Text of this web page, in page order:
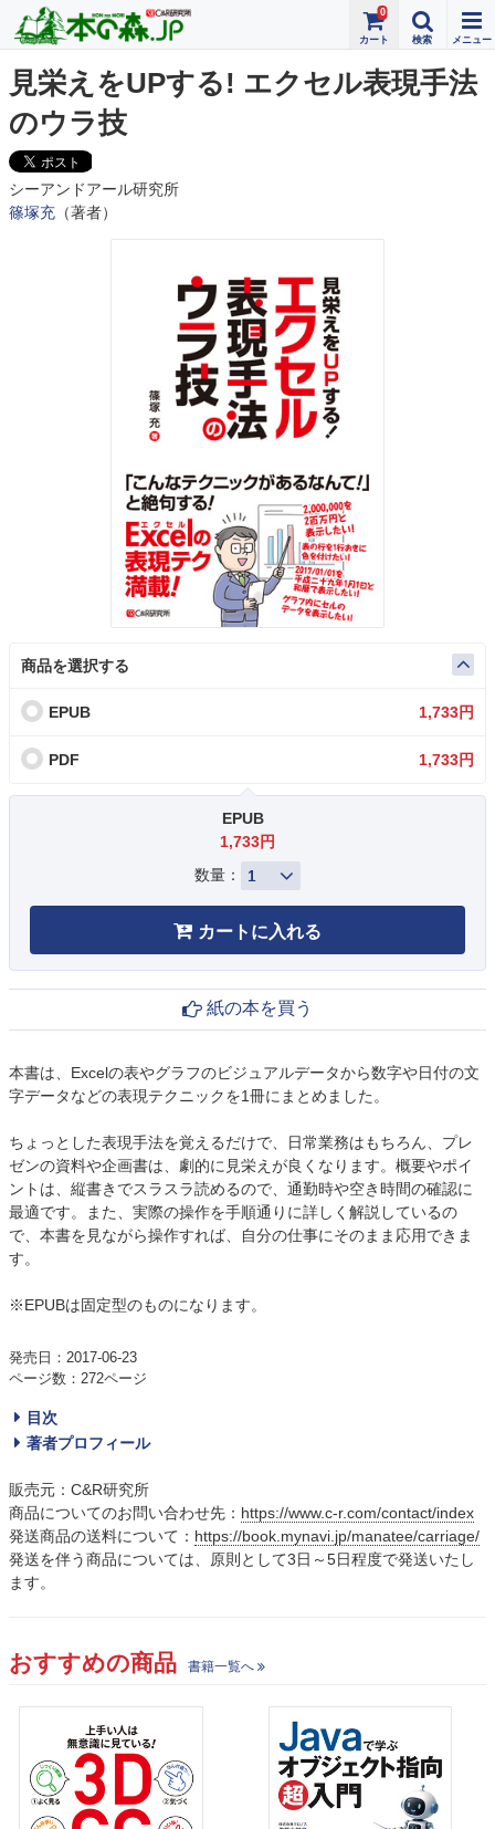
0
見栄えをUPする! エクセル表現手法
のウラ技
シーアンドアール研究所
篠塚充 （著者）
商品を選択する
EPUB 1,733円
PDF 1,733円
EPUB
1,733円
数量：
カートに入れる
紙の本を買う
本書は、Excelの表やグラフのビジュアルデータから数字や日付の文
字データなどの表現テクニックを1冊にまとめました。
ちょっとした表現手法を覚えるだけで、日常業務はもちろん、プレ
ゼンの資料や企画書は、劇的に見栄えが良くなります。概要やポイ
ントは、縦書きでスラスラ読めるので、通勤時や空き時間の確認に
最適です。また、実際の操作を手順通りに詳しく解説しているの
で、本書を見ながら操作すれば、自分の仕事にそのまま応用できま
す。
※EPUBは固定型のものになります。
発売日：2017-06-23
ページ数：272ページ
目次
著者プロフィール
販売元：C&R研究所
商品についてのお問い合わせ先： https://www.c-r.com/contact/index
発送商品の送料について： https://book.mynavi.jp/manatee/carriage/
発送を伴う商品については、原則として3日～5日程度で発送いたし
ます。
おすすめの商品 書籍一覧へ